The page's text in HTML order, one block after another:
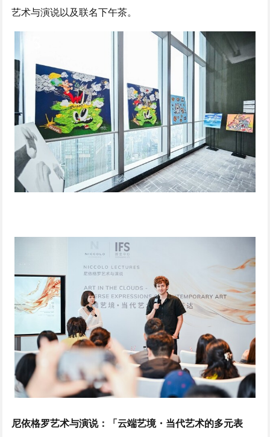
艺术与演说以及联名下午茶。
尼依格罗艺术与演说：「云端艺境・ 当代艺术的多元表